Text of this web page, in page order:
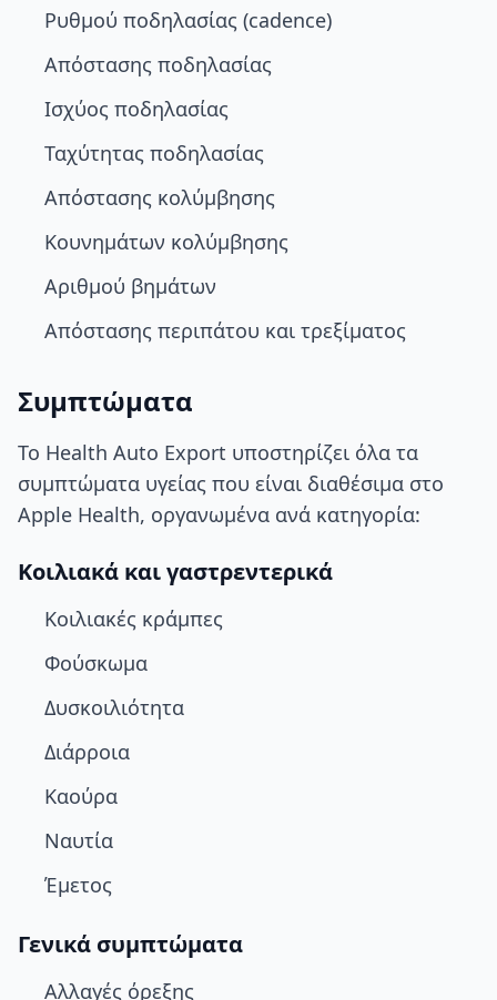
Ρυθμού ποδηλασίας (cadence)
Απόστασης ποδηλασίας
Ισχύος ποδηλασίας
Ταχύτητας ποδηλασίας
Απόστασης κολύμβησης
Κουνημάτων κολύμβησης
Αριθμού βημάτων
Απόστασης περιπάτου και τρεξίματος
Συμπτώματα
Το Health Auto Export υποστηρίζει όλα τα
συμπτώματα υγείας που είναι διαθέσιμα στο
Apple Health, οργανωμένα ανά κατηγορία:
Κοιλιακά και γαστρεντερικά
Κοιλιακές κράμπες
Φούσκωμα
Δυσκοιλιότητα
Διάρροια
Καούρα
Ναυτία
Έμετος
Γενικά συμπτώματα
Αλλαγές όρεξης